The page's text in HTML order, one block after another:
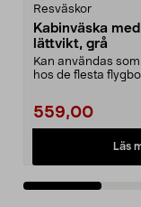
Resväskor
Kabinväska
lättvikt, grå
Kan användas
hos de flesta
559,00
Läs